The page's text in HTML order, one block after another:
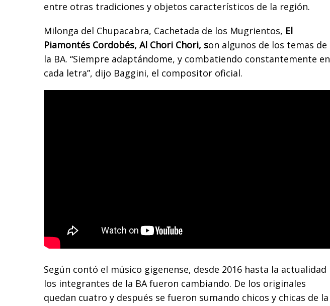
entre otras tradiciones y objetos característicos de la región.
Milonga del Chupacabra, Cachetada de los Mugrientos, El
Piamontés Cordobés, Al Chori Chori, son algunos de los temas de
la BA. “Siempre adaptándome, y combatiendo constantemente en
cada letra”, dijo Baggini, el compositor oficial.
Según contó el músico gigenense, desde 2016 hasta la actualidad
los integrantes de la BA fueron cambiando. De los originales
quedan cuatro y después se fueron sumando chicos y chicas de la